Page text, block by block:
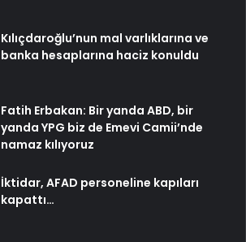
Kılıçdaroğlu’nun mal varlıklarına ve
banka hesaplarına haciz konuldu
Fatih Erbakan: Bir yanda ABD, bir
yanda YPG biz de Emevi Camii’nde
namaz kılıyoruz
İktidar, AFAD personeline kapıları
kapattı…